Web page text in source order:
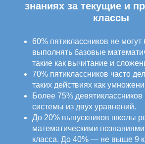
знаниях за текущие и
классы
60% пятиклассников не могут
выполнять базовые
такие как вычитание и
70% пятиклассников часто
таких действиях как
Более 75%
системы из двух уравнений.
До 20% выпускников школы
математическими
класса. До 40% — не выше 9